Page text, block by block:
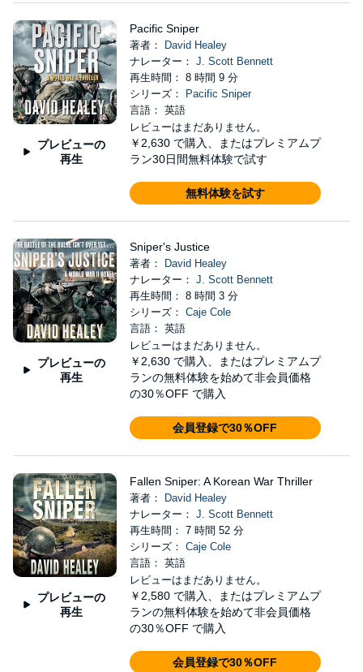
プレビューの
再生
Pacific Sniper
著者：
David Healey
ナレーター： J. Scott Bennett
再生時間： 8 時間 9 分
シリーズ：
Pacific Sniper
言語： 英語
レビューはまだありません。
￥2,630 で購入、またはプレミアムプ
ラン30日間無料体験で試す
無料体験を試す
プレビューの
再生
Sniper's Justice
著者：
David Healey
ナレーター： J. Scott Bennett
再生時間： 8 時間 3 分
シリーズ： Caje Cole
言語： 英語
レビューはまだありません。
￥2,630 で購入、またはプレミアムプ
ランの無料体験を始めて非会員価格
の30％OFF で購入
会員登録で30％OFF
プレビューの
再生
Fallen Sniper: A Korean War Thriller
著者：
David Healey
ナレーター： J. Scott Bennett
再生時間： 7 時間 52 分
シリーズ： Caje Cole
言語： 英語
レビューはまだありません。
￥2,580 で購入、またはプレミアムプ
ランの無料体験を始めて非会員価格
の30％OFF で購入
会員登録で30％OFF